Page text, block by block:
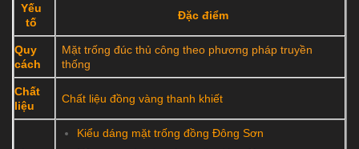
Yếu
tố
Đặc điểm
Quy
cách
Mặt trống đúc thủ công theo phương pháp truyền
thống
Chất
liệu
Chất liệu đồng vàng thanh khiết
Kiểu dáng mặt trống đồng Đông Sơn